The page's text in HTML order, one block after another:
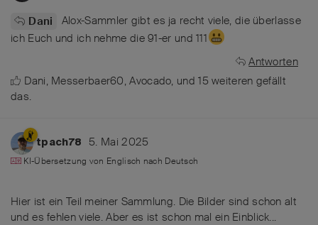
Dani
Alox-Sammler gibt es ja recht viele, die überlasse
ich Euch und ich nehme die 91-er und 111
Antworten
Dani, Messerbaer60,Avocado, und15 weiteren gefällt
das.
tpach78 5. Mai 2025
KI-Übersetzung von Englisch nach Deutsch
Hier ist ein Teil meiner Sammlung. Die Bilder sind schon alt
und es fehlen viele. Aber es ist schon mal ein Einblick...